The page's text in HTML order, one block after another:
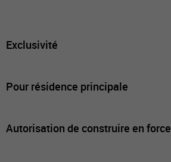
Exclusivité
Pour résidence principale
Autorisation de construire en force